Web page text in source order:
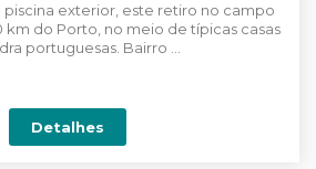
exterior, este retiro no campo
km do Porto, no meio de típicas casas
portuguesas. Bairro ...
Detalhes